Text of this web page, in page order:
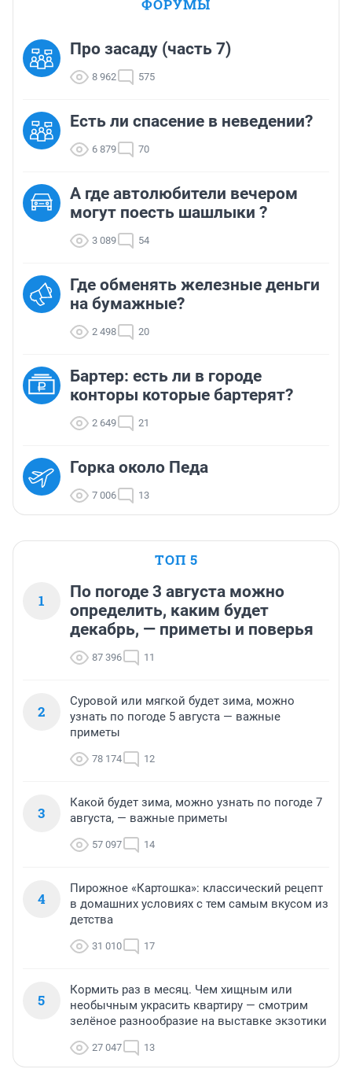
ФОРУМЫ
Про засаду (часть 7)
8 962 575
Есть ли спасение в неведении?
6 879 70
А где автолюбители вечером
могут поесть шашлыки ?
3 089 54
Где обменять железные деньги
на бумажные?
2 498 20
Бартер: есть ли в городе
конторы которые бартерят?
2 649 21
Горка около Педа
7 006 13
ТОП 5
1
По погоде 3 августа можно
определить, каким будет
декабрь, — приметы и поверья
87 396 11
2
Суровой или мягкой будет зима, можно
узнать по погоде 5 августа — важные
приметы
78 174 12
3
Какой будет зима, можно узнать по погоде 7
августа, — важные приметы
57 097 14
4
Пирожное «Картошка»: классический рецепт
в домашних условиях с тем самым вкусом из
детства
31 010 17
5
Кормить раз в месяц. Чем хищным или
необычным украсить квартиру — смотрим
зелёное разнообразие на выставке экзотики
27 047 13